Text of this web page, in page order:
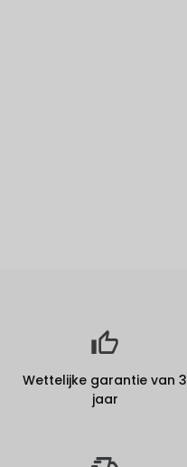
Wettelijke garantie van 3
jaar